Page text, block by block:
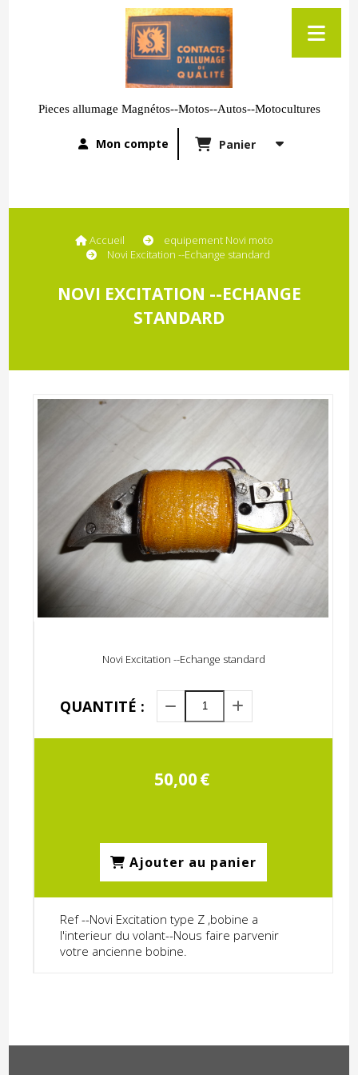
Pieces allumage Magnétos--Motos--Autos--Motocultures
Mon compte Panier
Accueil
equipement Novi moto
Novi Excitation --Echange standard
NOVI EXCITATION --ECHANGE
STANDARD
Novi Excitation --Echange standard
50,00€
QUANTITÉ :
Ajouter au panier
Ref --Novi Excitation type Z ,bobine a
l'interieur du volant--Nous faire parvenir
votre ancienne bobine.